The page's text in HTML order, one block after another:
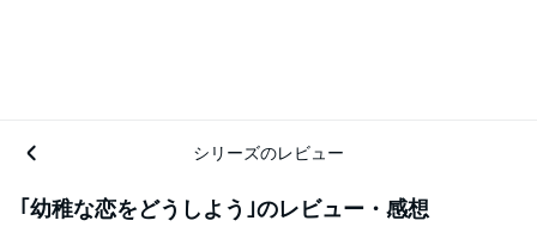
シリーズのレビュー
｢幼稚な恋をどうしよう｣のレビュー・感想